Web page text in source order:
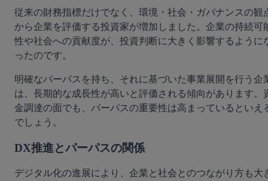
従来の財務指標だけでなく、環境・社会・ガバナンスの観
から企業を評価する投資家が増加しました。企業の持続可
性や社会への貢献度が、投資判断に大きく影響するように
ったのです。
明確なパーパスを持ち、それに基づいた事業展開を行う企
は、長期的な成長性が高いと評価される傾向があります。
金調達の面でも、パーパスの重要性は高まっているといえ
でしょう。
DX推進とパーパスの関係
デジタル化の進展により、企業と社会とのつながり方も大